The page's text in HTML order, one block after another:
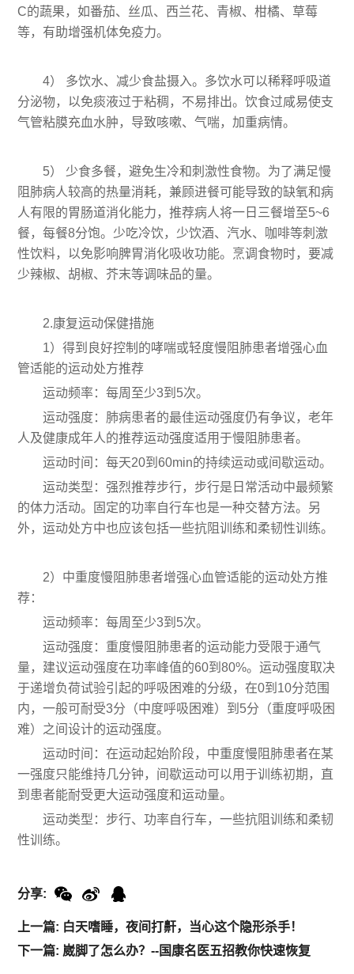
C的蔬果，如番茄、丝瓜、西兰花、青椒、柑橘、草莓
等，有助增强机体免疫力。
4） 多饮水、减少食盐摄入。多饮水可以稀释呼吸道
分泌物，以免痰液过于粘稠，不易排出。饮食过咸易使支
气管粘膜充血水肿，导致咳嗽、气喘，加重病情。
5） 少食多餐，避免生冷和刺激性食物。为了满足慢
阻肺病人较高的热量消耗，兼顾进餐可能导致的缺氧和病
人有限的胃肠道消化能力，推荐病人将一日三餐增至5~6
餐，每餐8分饱。少吃冷饮，少饮酒、汽水、咖啡等刺激
性饮料，以免影响脾胃消化吸收功能。烹调食物时，要减
少辣椒、胡椒、芥末等调味品的量。
2.康复运动保健措施
1）得到良好控制的哮喘或轻度慢阻肺患者增强心血
管适能的运动处方推荐
运动频率：每周至少3到5次。
运动强度：肺病患者的最佳运动强度仍有争议，老年
人及健康成年人的推荐运动强度适用于慢阻肺患者。
运动时间：每天20到60min的持续运动或间歇运动。
运动类型：强烈推荐步行，步行是日常活动中最频繁
的体力活动。固定的功率自行车也是一种交替方法。另
外，运动处方中也应该包括一些抗阻训练和柔韧性训练。
2）中重度慢阻肺患者增强心血管适能的运动处方推
荐：
运动频率：每周至少3到5次。
运动强度：重度慢阻肺患者的运动能力受限于通气
量，建议运动强度在功率峰值的60到80%。运动强度取决
于递增负荷试验引起的呼吸困难的分级，在0到10分范围
内，一般可耐受3分（中度呼吸困难）到5分（重度呼吸困
难）之间设计的运动强度。
运动时间：在运动起始阶段，中重度慢阻肺患者在某
一强度只能维持几分钟，间歇运动可以用于训练初期，直
到患者能耐受更大运动强度和运动量。
运动类型：步行、功率自行车，一些抗阻训练和柔韧
性训练。
上一篇: 白天嗜睡，夜间打鼾，当心这个隐形杀手！
下一篇: 崴脚了怎么办？--国康名医五招教你快速恢复
分享: